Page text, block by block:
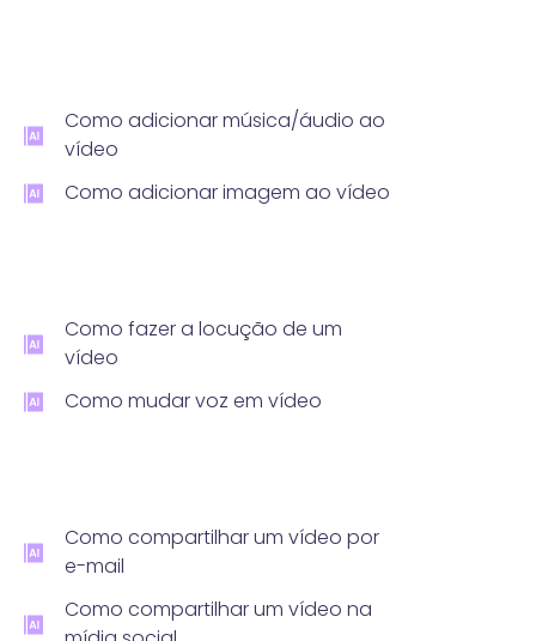
Como adicionar música/áudio ao
vídeo
Como adicionar imagem ao vídeo
Como fazer a locução de um
vídeo
Como mudar voz em vídeo
Como compartilhar um vídeo por
e-mail
Como compartilhar um vídeo na